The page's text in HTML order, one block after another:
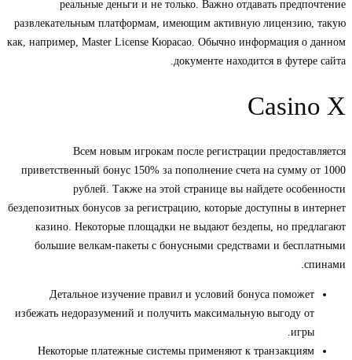
реальные деньги и не только. Важно отдавать предпочтение
развлекательным платформам, имеющим активную лицензию, такую
как, например, Master License Кюрасао. Обычно информация о данном
документе находится в футере сайта.
Casino X
Всем новым игрокам после регистрации предоставляется
приветственный бонус 150% за пополнение счета на сумму от 1000
рублей. Также на этой странице вы найдете особенности
бездепозитных бонусов за регистрацию, которые доступны в интернет
казино. Некоторые площадки не выдают бездепы, но предлагают
большие велкам-пакеты с бонусными средствами и бесплатными
спинами.
Детальное изучение правил и условий бонуса поможет
избежать недоразумений и получить максимальную выгоду от
игры.
Некоторые платежные системы применяют к транзакциям